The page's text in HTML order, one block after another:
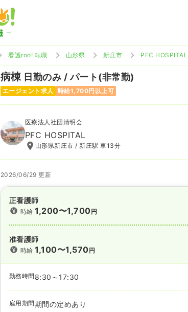
看護roo! 転職 山形県 新庄市 PFC HOSPITAL
病棟 日勤のみ / パート(非常勤)
エージェント求人 時給1,700円以上可
医療法人社団清明会
PFC HOSPITAL
山形県新庄市 / 新庄駅 車13分
2026/06/29 更新
正看護師
時給1,200〜1,700円
准看護師
時給1,100〜1,570円
勤務時間 8:30～17:30
雇用期間期間の定めあり